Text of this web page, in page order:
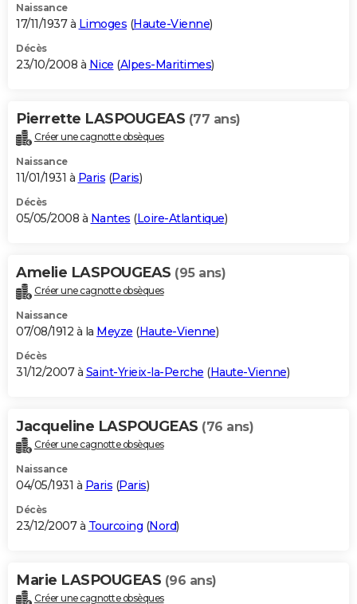
Naissance
17/11/1937 à Limoges (Haute-Vienne)
Décès
23/10/2008 à Nice (Alpes-Maritimes)
Pierrette LASPOUGEAS (77 ans)
Créer une cagnotte obsèques
Naissance
11/01/1931 à Paris (Paris)
Décès
05/05/2008 à Nantes (Loire-Atlantique)
Amelie LASPOUGEAS (95 ans)
Créer une cagnotte obsèques
Naissance
07/08/1912 à la Meyze (Haute-Vienne)
Décès
31/12/2007 à Saint-Yrieix-la-Perche (Haute-Vienne)
Jacqueline LASPOUGEAS (76 ans)
Créer une cagnotte obsèques
Naissance
04/05/1931 à Paris (Paris)
Décès
23/12/2007 à Tourcoing (Nord)
Marie LASPOUGEAS (96 ans)
Créer une cagnotte obsèques